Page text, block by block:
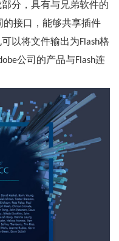
分，具有与兄弟软件的
的接口，能够共享插件
以将文件输出为Flash格
公司的产品与Flash连